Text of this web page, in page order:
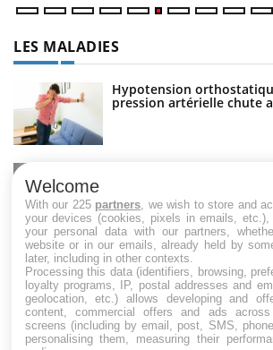
LES MALADIES
Hypotension
pression artérielle chute
Maladie de Charcot
amyotrophique)
Welcome
With our 225 partners , we wish to store and
your devices (cookies, pixels in emails, etc.),
your personal data with our partners,
website or in our emails, already held by
later, including in other contexts.
Processing this data (identifiers, browsing,
loyalty programs, IP, postal addresses and
geolocation, etc.) allows developing and
content, commercial offers and ads
screens (including by email, post, SMS,
personalising them, measuring their